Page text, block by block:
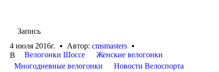
Запись
4 июля 2016г.
Автор: cmsmasters
В
Велогонки Шоссе
Женские велогонки
Многодневные велогонки
Новости Велоспорта